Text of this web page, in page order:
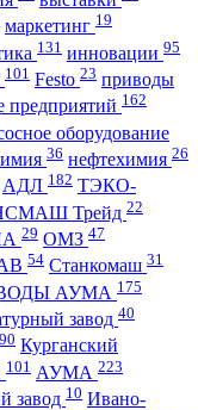
маркетинг 19
131 инновации 95
101 Festo 23 приводы
предприятий 162
оборудование
36 нефтехимия 26
АДЛ 182 ТЭКО-
Трейд 22
29 ОМЗ 47
54 Станкомаш 31
АУМА 175
завод 40
Курганский
101 АУМА 223
завод 10 Ивано-